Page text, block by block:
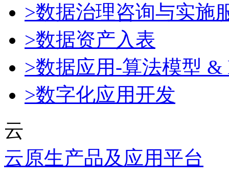
>数据治理咨询与实施
>数据资产入表
>数据应用-算法模型 &
>数字化应用开发
云
云原生产品及应用平台